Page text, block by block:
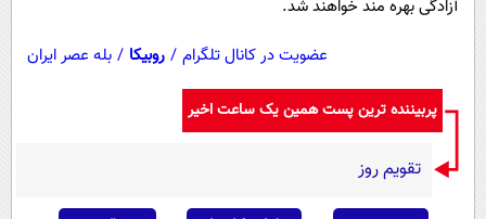
آزادگی بهره مند خواهند شد.
عضویت در کانال تلگرام / روبیکا / بله عصر ایران
پربیننده ترین پست همین یک ساعت اخیر
تقویم روز